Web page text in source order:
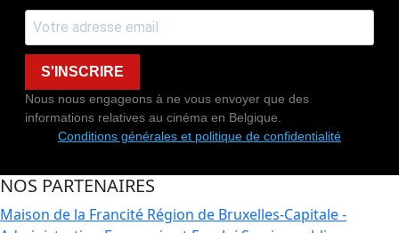
S'INSCRIRE
Nous nous engageons à ne vous envoyer que des
informations relatives au cinéma en Belgique.
Conditions générales et politique de confidentialité
NOS PARTENAIRES
Maison de la Francité Région de Bruxelles-Capitale -